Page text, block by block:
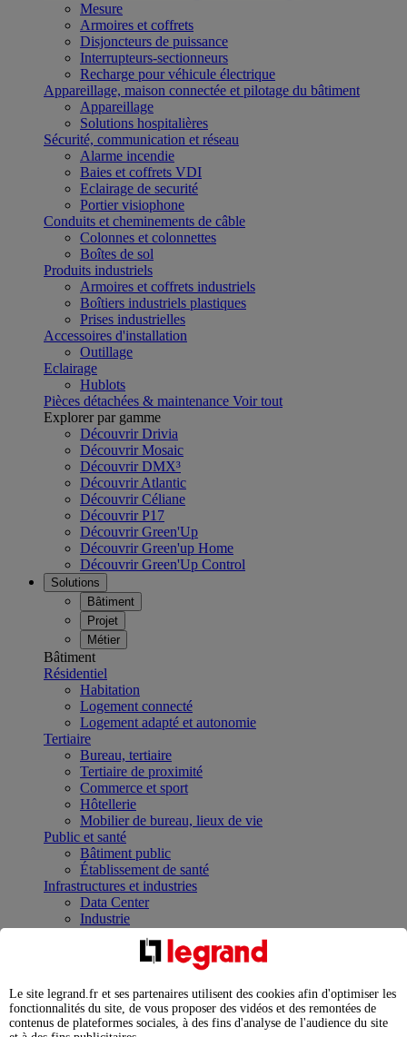
Mesure
Armoires et coffrets
Disjoncteurs de puissance
Interrupteurs-sectionneurs
Recharge pour véhicule électrique
Appareillage, maison connectée et pilotage du bâtiment
Appareillage
Solutions hospitalières
Sécurité, communication et réseau
Alarme incendie
Baies et coffrets VDI
Eclairage de securité
Portier visiophone
Conduits et cheminements de câble
Colonnes et colonnettes
Boîtes de sol
Produits industriels
Armoires et coffrets industriels
Boîtiers industriels plastiques
Prises industrielles
Accessoires d'installation
Outillage
Eclairage
Hublots
Pièces détachées & maintenance Voir tout
Explorer par gamme
Découvrir Drivia
Découvrir Mosaic
Découvrir DMX³
Découvrir Atlantic
Découvrir Céliane
Découvrir P17
Découvrir Green'Up
Découvrir Green'up Home
Découvrir Green'Up Control
Solutions
Bâtiment
Projet
Métier
Bâtiment
Résidentiel
Habitation
Logement connecté
Logement adapté et autonomie
Tertiaire
Bureau, tertiaire
Tertiaire de proximité
Commerce et sport
Hôtellerie
Mobilier de bureau, lieux de vie
Public et santé
Bâtiment public
Établissement de santé
Infrastructures et industries
Data Center
Industrie
Infrastructures
Contrôler et planifier le fonctionnement des appareils
Répartir et optimiser son tableau électrique
Legrand Data Center Solutions : concentrer les
expertises au service de vos performances
Le site legrand.fr et ses partenaires utilisent des cookies afin d'optimiser les
fonctionnalités du site, de vous proposer des vidéos et des remontées de
contenus de plateformes sociales, à des fins d'analyse de l'audience du site